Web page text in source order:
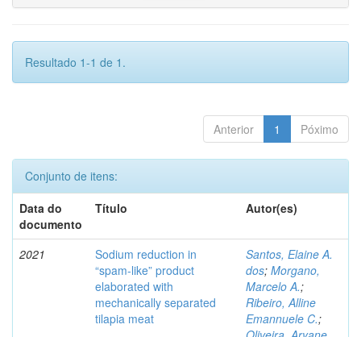
Resultado 1-1 de 1.
Anterior 1 Póximo
Conjunto de itens:
Data do
documento
Título Autor(es)
2021
Sodium reduction in
“spam-like” product
elaborated with
mechanically separated
tilapia meat
Santos, Elaine A.
dos; Morgano,
Marcelo A.;
Ribeiro, Alline
Emannuele C.;